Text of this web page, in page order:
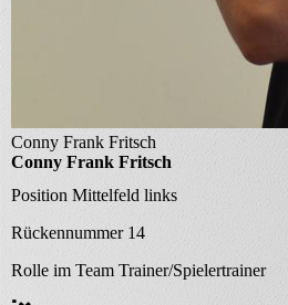
Conny Frank Fritsch
Conny Frank Fritsch
Position Mittelfeld links
Rückennummer 14
Rolle im Team Trainer/Spielertrainer